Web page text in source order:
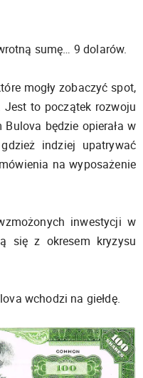
sumę… 9 dolarów.
mogły zobaczyć spot,
Jest to początek rozwoju
będzie opierała w
indziej upatrywać
na wyposażenie
inwestycji w
się z okresem kryzysu
wchodzi na giełdę.